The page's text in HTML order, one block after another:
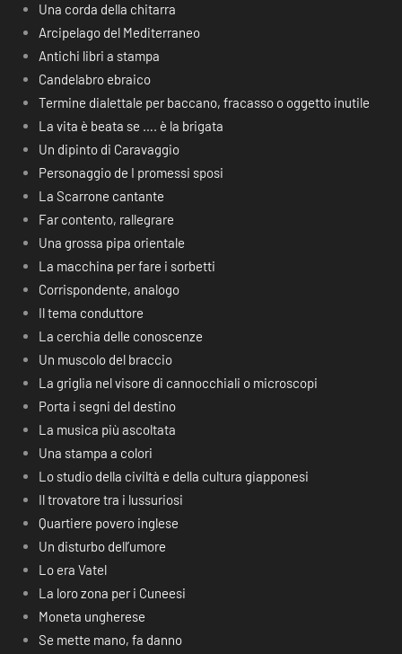
Una corda della chitarra
Arcipelago del Mediterraneo
Antichi libri a stampa
Candelabro ebraico
Termine dialettale per baccano, fracasso o oggetto inutile
La vita è beata se …. è la brigata
Un dipinto di Caravaggio
Personaggio de I promessi sposi
La Scarrone cantante
Far contento, rallegrare
Una grossa pipa orientale
La macchina per fare i sorbetti
Corrispondente, analogo
Il tema conduttore
La cerchia delle conoscenze
Un muscolo del braccio
La griglia nel visore di cannocchiali o microscopi
Porta i segni del destino
La musica più ascoltata
Una stampa a colori
Lo studio della civiltà e della cultura giapponesi
Il trovatore tra i lussuriosi
Quartiere povero inglese
Un disturbo dell’umore
Lo era Vatel
La loro zona per i Cuneesi
Moneta ungherese
Se mette mano, fa danno